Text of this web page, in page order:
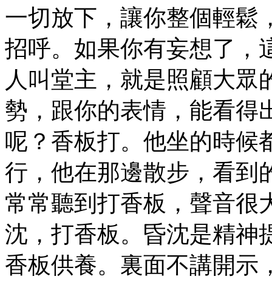
一切放下，讓你整個輕鬆
招呼。如果你有妄想了，
人叫堂主，就是照顧大眾
勢，跟你的表情，能看得
呢？香板打。他坐的時候
行，他在那邊散步，看到
常常聽到打香板，聲音很
沈，打香板。昏沈是精神
香板供養。裏面不講開示